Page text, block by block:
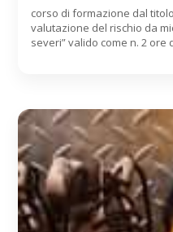
corso di formazione dal
valutazione del rischio da
severi” valido come n. 2